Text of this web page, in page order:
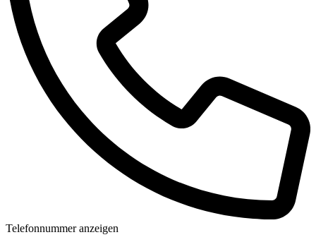
Telefonnummer anzeigen